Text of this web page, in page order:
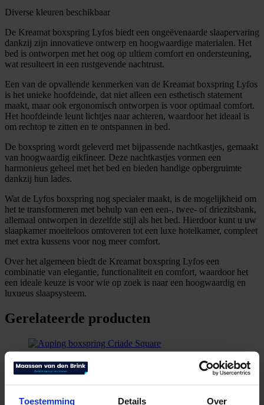
Toestemming Details Over
Diverse kleuren beschikbaar
De Kreamat boxspring Lyfos biedt een ongeëvenaarde slaapervaring
dankzij zijn innovatieve ontwerp en hoogwaardige materialen. Het
bed is ontworpen met het oog op ultiem comfort en ondersteuning,
wat resulteert in een rustgevende nachtrust.
Een van de opvallende kenmerken van de Kreamat boxspring Lyfos
is het unieke hoofdeinde, dat niet alleen een esthetisch statement
maakt, maar ook ergonomisch ontworpen is voor optimaal comfort.
Het hoofdeinde leunt lichtjes naar achteren, waardoor het ideaal is
om rechtop te zitten en te ontspannen in bed.
De boxspring wordt geleverd met bijpassende nachtkastjes, gemaakt
van hoogwaardig eikfineer. Deze nachtkastjes vormen een
harmonieus geheel met het bed en bieden handige opbergruimte
dankzij hun lades.
Wat de Lyfos boxspring nog specialer maakt, is de mogelijkheid om
het te transformeren met behulp van een een-, twee- of driezitsbank,
allemaal ontworpen in dezelfde stijl als het bed. Hierdoor kunt u uw
slaapkamer moeiteloos omtoveren tot een luxe hotelkamer, compleet
met extra kussens voor nog meer comfort.
Over het algemeen biedt de Kreamat boxspring Lyfos een
combinatie van elegantie, functionaliteit en comfort, waardoor het
een ideale keuze is voor wie op zoek is naar een hoogwaardig en
luxueus slaapsysteem.
Gerelateerde producten
Auping boxspring Criade Square